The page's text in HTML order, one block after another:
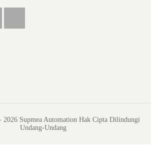
Supmea Automation Hak Cipta Dilindungi
Undang-Undang